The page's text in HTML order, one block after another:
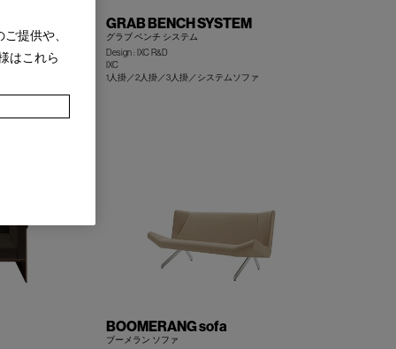
+
GRAB BENCH SYSTEM
グラブ ベンチ システム
Design : IXC R&D
IXC
1人掛／2人掛／3人掛／システムソファ
BOOMERANG sofa
ブーメラン ソファ
提供や、
はこれら